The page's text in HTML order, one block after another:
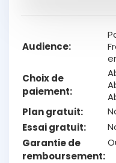
Audience
Choix de
paiement
Plan gratuit
Essai gratuit
Garantie de
remboursement